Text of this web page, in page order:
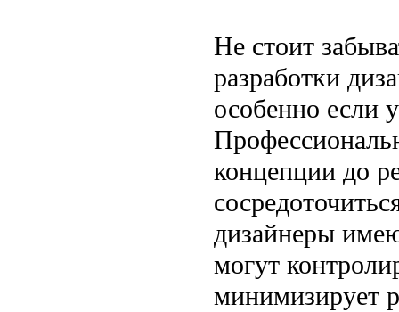
Не стоит
разработки
особенно если
концепции до
дизайнеры
могут
минимизирует